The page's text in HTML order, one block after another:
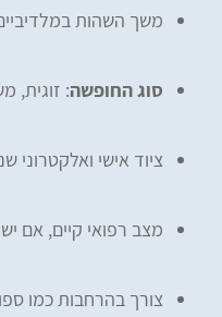
משך השהות
סוג החופשה: זוגית,
ציוד אישי ואלקטרוני
מצב רפואי קיים, אם יש
צורך בהרחבות כמו